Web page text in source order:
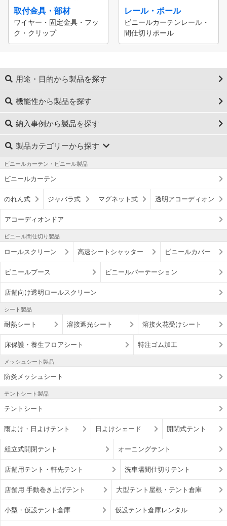
取付金具・部材
ワイヤー・固定金具・フッ
ク・クリップ
レール・ポール
ビニールカーテンレール・
間仕切りポール
用途・目的から製品を探す
機能性から製品を探す
納入事例から製品を探す
製品カテゴリーから探す
ビニールカーテン・ビニール製品
ビニールカーテン
のれん式 ジャバラ式 マグネット式 透明アコーディオン
アコーディオンドア
ビニール間仕切り製品
ロールスクリーン 高速シートシャッター ビニールカバー
ビニールブース ビニールパーテーション
店舗向け透明ロールスクリーン
シート製品
耐熱シート 溶接遮光シート 溶接火花受けシート
床保護・養生フロアシート 特注ゴム加工
メッシュシート製品
防炎メッシュシート
テントシート製品
テントシート
雨よけ・日よけテント 日よけシェード 開閉式テント
組立式開閉テント オーニングテント
店舗用テント・軒先テント 洗車場間仕切りテント
店舗用 手動巻き上げテント 大型テント屋根・テント倉庫
小型・仮設テント倉庫 仮設テント倉庫レンタル